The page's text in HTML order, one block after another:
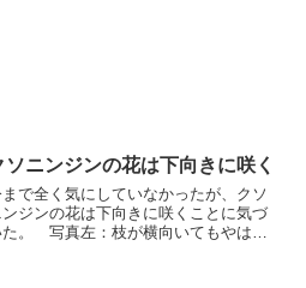
ソニンジンの花は下向きに咲く
で全く気にしていなかったが、クソ
ンジンの花は下向きに咲くことに気づ
た。 写真左：枝が横向いてもやはり